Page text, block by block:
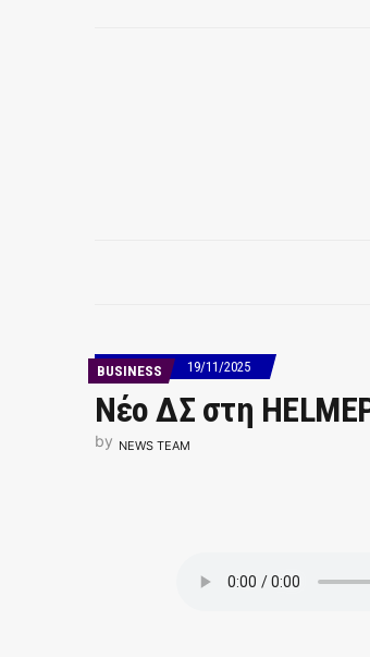
BUSINESS 19/11/2025
Νέο ΔΣ στη
by NEWS TEAM